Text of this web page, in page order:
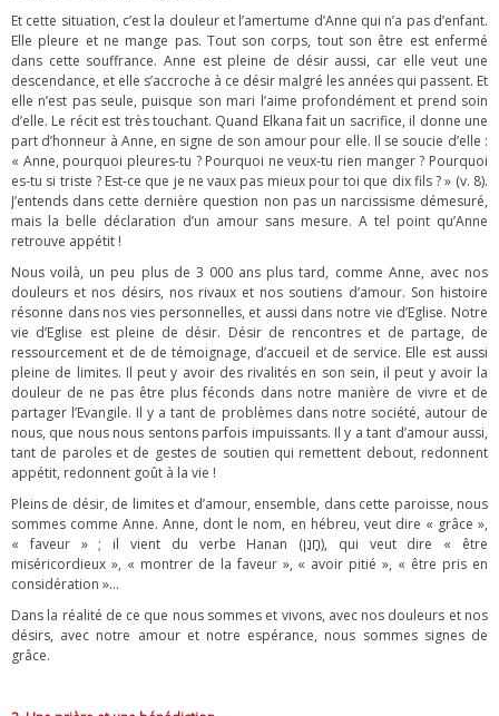
Et cette situation, c’est la douleur et l’amertume d’Anne qui n’a pas d’enfant.
Elle pleure et ne mange pas. Tout son corps, tout son être est enfermé
dans cette souffrance. Anne est pleine de désir aussi, car elle veut une
descendance, et elle s’accroche à ce désir malgré les années qui passent. Et
elle n’est pas seule, puisque son mari l’aime profondément et prend soin
d’elle. Le récit est très touchant. Quand Elkana fait un sacrifice, il donne une
part d’honneur à Anne, en signe de son amour pour elle. Il se soucie d’elle :
« Anne, pourquoi pleures-tu ? Pourquoi ne veux-tu rien manger ? Pourquoi
es-tu si triste ? Est-ce que je ne vaux pas mieux pour toi que dix fils ? » (v. 8).
J’entends dans cette dernière question non pas un narcissisme démesuré,
mais la belle déclaration d’un amour sans mesure. A tel point qu’Anne
retrouve appétit !
Nous voilà, un peu plus de 3 000 ans plus tard, comme Anne, avec nos
douleurs et nos désirs, nos rivaux et nos soutiens d’amour. Son histoire
résonne dans nos vies personnelles, et aussi dans notre vie d’Eglise. Notre
vie d’Eglise est pleine de désir. Désir de rencontres et de partage, de
ressourcement et de de témoignage, d’accueil et de service. Elle est aussi
pleine de limites. Il peut y avoir des rivalités en son sein, il peut y avoir la
douleur de ne pas être plus féconds dans notre manière de vivre et de
partager l’Evangile. Il y a tant de problèmes dans notre société, autour de
nous, que nous nous sentons parfois impuissants. Il y a tant d’amour aussi,
tant de paroles et de gestes de soutien qui remettent debout, redonnent
appétit, redonnent goût à la vie !
Pleins de désir, de limites et d’amour, ensemble, dans cette paroisse, nous
sommes comme Anne. Anne, dont le nom, en hébreu, veut dire « grâce »,
« faveur » ; il vient du verbe Hanan (חָנַן), qui veut dire « être
miséricordieux », « montrer de la faveur », « avoir pitié », « être pris en
considération »…
Dans la réalité de ce que nous sommes et vivons, avec nos douleurs et nos
désirs, avec notre amour et notre espérance, nous sommes signes de
grâce.